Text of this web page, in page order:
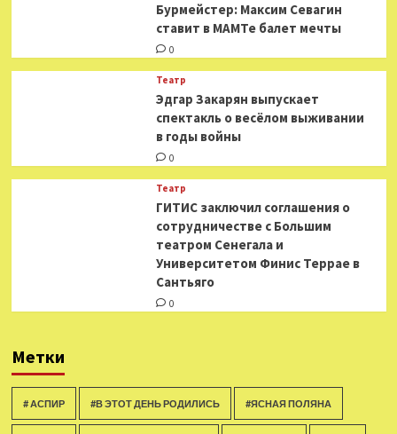
Бурмейстер: Максим Севагин
ставит в МАМТе балет мечты
0
Театр
Эдгар Закарян выпускает
спектакль о весёлом выживании
в годы войны
0
Театр
ГИТИС заключил соглашения о
сотрудничестве с Большим
театром Сенегала и
Университетом Финис Террае в
Сантьяго
0
Метки
# АСПИР #В ЭТОТ ДЕНЬ РОДИЛИСЬ #ЯСНАЯ ПОЛЯНА